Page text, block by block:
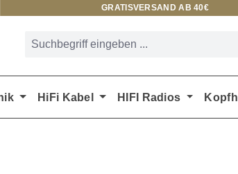
GRATISVERSAND AB 40€
HiFi Kabel HIFI Radios